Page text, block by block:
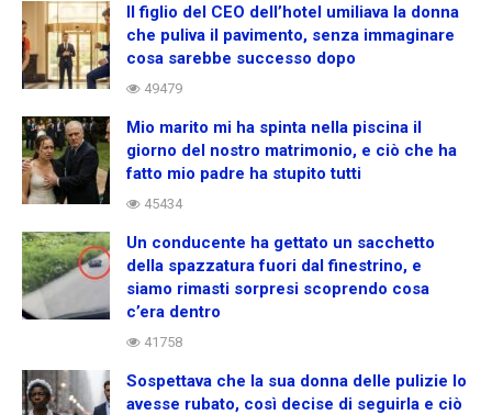
Il figlio del CEO dell’hotel umiliava la donna
che puliva il pavimento, senza immaginare
cosa sarebbe successo dopo
49479
Mio marito mi ha spinta nella piscina il
giorno del nostro matrimonio, e ciò che ha
fatto mio padre ha stupito tutti
45434
Un conducente ha gettato un sacchetto
della spazzatura fuori dal finestrino, e
siamo rimasti sorpresi scoprendo cosa
c’era dentro
41758
Sospettava che la sua donna delle pulizie lo
avesse rubato, così decise di seguirla e ciò